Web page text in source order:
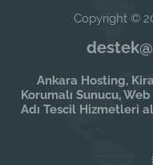
Copyright ©
Ankara Hosting,
Korumalı Sunucu,
Adı Tescil Hizmetleri